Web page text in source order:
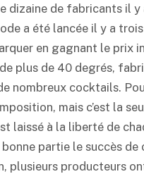
dizaine de fabricants
a été lancée il y a
en gagnant le prix
plus de 40 degrés,
nombreux cocktails.
mais c’est la
laissé à la liberté de
partie le succès
plusieurs producteurs